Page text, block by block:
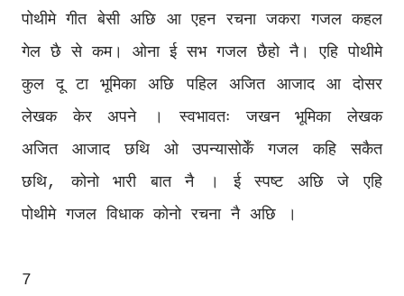
पोथीमे गीत बेसी अछि आ एहन रचना जकरा गजल कहल
गेल छै से कम। ओना ई सभ गजल छैहो नै। एहि पोथीमे
कुल दू टा भूमिका अछि पहिल अजित आजाद आ दोसर
लेखक केर अपने । स्वभावतः जखन भूमिका लेखक
अजित आजाद छथि ओ उपन्यासोकेँ गजल कहि सकैत
छथि, कोनो भारी बात नै । ई स्पष्ट अछि जे एहि
पोथीमे गजल विधाक कोनो रचना नै अछि ।
7